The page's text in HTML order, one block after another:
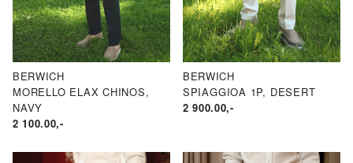
BERWICH
MORELLO ELAX CHINOS,
NAVY
2 100.00,-
BERWICH
SPIAGGIOA 1P, DESERT
2 900.00,-